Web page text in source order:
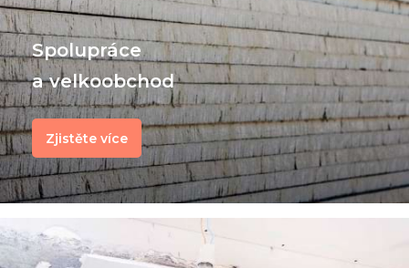
Spolupráce
a velkoobchod
Zjistěte více